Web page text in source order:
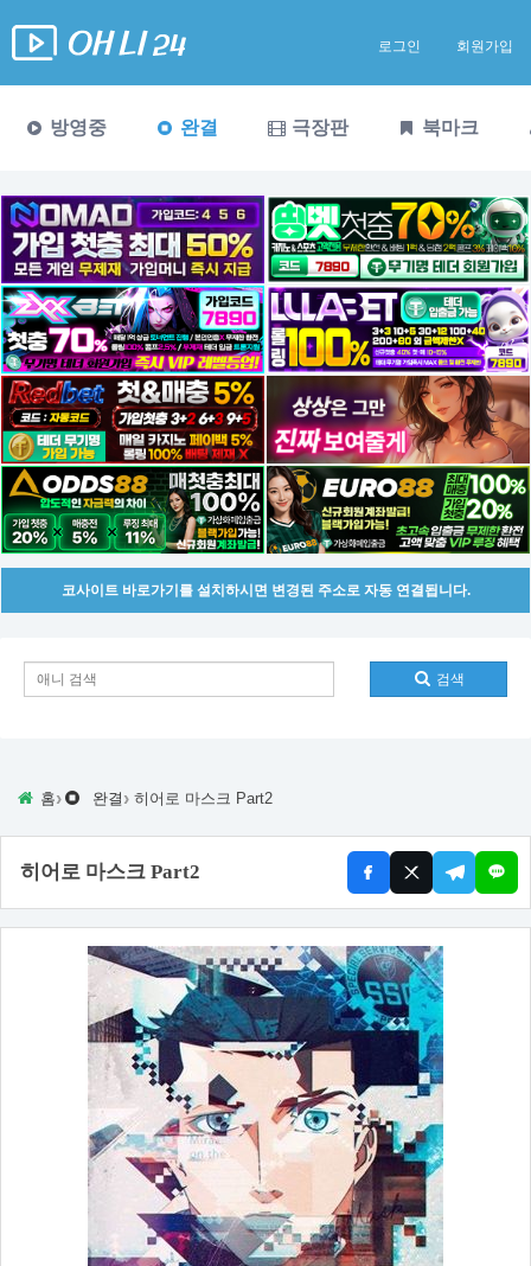
로그인 회원가입
방영중 완결 극장판 북마크
코사이트 바로가기를 설치하시면 변경된 주소로 자동 연결됩니다.
검색
홈› 완결 › 히어로 마스크 Part2
히어로 마스크 Part2